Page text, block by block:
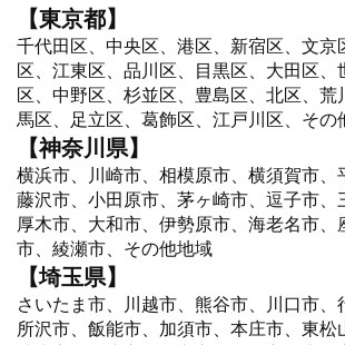
【東京都】
千代田区、中央区、港区、新宿区、文京
区、江東区、品川区、目黒区、大田区、
区、中野区、杉並区、豊島区、北区、荒
馬区、足立区、葛飾区、江戸川区、その
【神奈川県】
横浜市、川崎市、相模原市、横須賀市、
藤沢市、小田原市、茅ヶ崎市、逗子市、
厚木市、大和市、伊勢原市、海老名市、
市、綾瀬市、その他地域
【埼玉県】
さいたま市、川越市、熊谷市、川口市、
所沢市、飯能市、加須市、本庄市、東松